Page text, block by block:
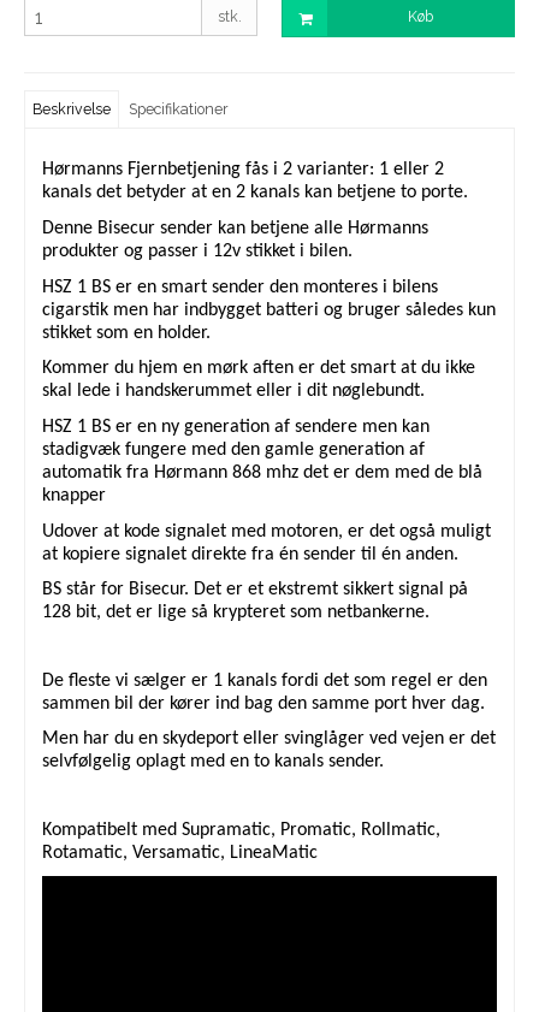
stk. Køb
Beskrivelse Specifikationer
Hørmanns Fjernbetjening fås i 2 varianter: 1 eller 2
kanals det betyder at en 2 kanals kan betjene to porte.
Denne Bisecur sender kan betjene alle Hørmanns
produkter og passer i 12v stikket i bilen.
HSZ 1 BS er en smart sender den monteres i bilens
cigarstik men har indbygget batteri og bruger således kun
stikket som en holder.
Kommer du hjem en mørk aften er det smart at du ikke
skal lede i handskerummet eller i dit nøglebundt.
HSZ 1 BS er en ny generation af sendere men kan
stadigvæk fungere med den gamle generation af
automatik fra Hørmann 868 mhz det er dem med de blå
knapper
Udover at kode signalet med motoren, er det også muligt
at kopiere signalet direkte fra én sender til én anden.
BS står for Bisecur. Det er et ekstremt sikkert signal på
128 bit, det er lige så krypteret som netbankerne.
De fleste vi sælger er 1 kanals fordi det som regel er den
sammen bil der kører ind bag den samme port hver dag.
Men har du en skydeport eller svinglåger ved vejen er det
selvfølgelig oplagt med en to kanals sender.
Kompatibelt med Supramatic, Promatic, Rollmatic,
Rotamatic, Versamatic, LineaMatic